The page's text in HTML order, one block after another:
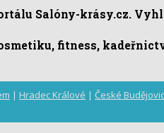
Salóny-krásy.cz.
fitness,
| Hradec Králové | České